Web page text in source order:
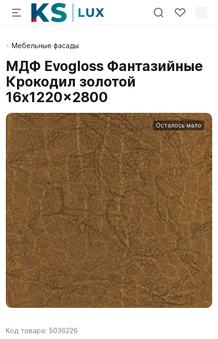
Мебельные фасады
МДФ Evogloss Фантазийные
Крокодил золотой
16x1220x2800
Осталось мало
Код товара: 5036226